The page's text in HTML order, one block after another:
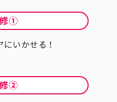
にいかせる！